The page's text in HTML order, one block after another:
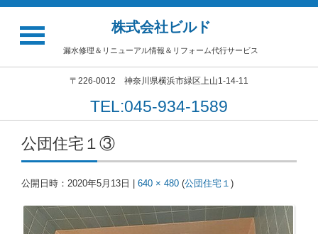
株式会社ビルド
漏水修理＆リニューアル情報＆リフォーム代行サービス
〒226-0012 神奈川県横浜市緑区上山1-14-11
TEL:045-934-1589
公団住宅１③
公開日時： 2020年5月13日 640 × 480 (公団住宅１ )